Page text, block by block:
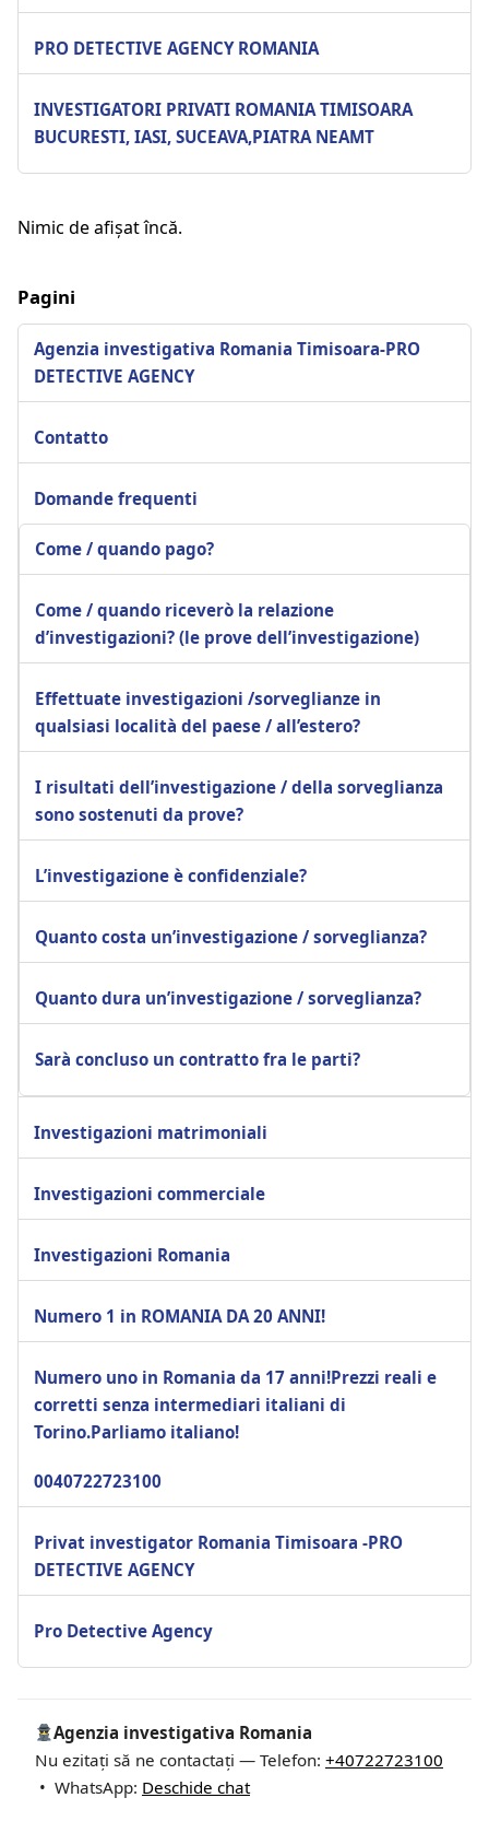
PRO DETECTIVE AGENCY ROMANIA
INVESTIGATORI PRIVATI ROMANIA TIMISOARA
BUCURESTI, IASI, SUCEAVA,PIATRA NEAMT
Nimic de afișat încă.
Pagini
Agenzia investigativa Romania Timisoara-PRO
DETECTIVE AGENCY
Contatto
Domande frequenti
Come / quando pago?
Come / quando riceverò la relazione
d’investigazioni? (le prove dell’investigazione)
Effettuate investigazioni /sorveglianze in
qualsiasi località del paese / all’estero?
I risultati dell’investigazione / della sorveglianza
sono sostenuti da prove?
L’investigazione è confidenziale?
Quanto costa un’investigazione / sorveglianza?
Quanto dura un’investigazione / sorveglianza?
Sarà concluso un contratto fra le parti?
Investigazioni matrimoniali
Investigazioni commerciale
Investigazioni Romania
Numero 1 in ROMANIA DA 20 ANNI!
Numero uno in Romania da 17 anni!Prezzi reali e
corretti senza intermediari italiani di
Torino.Parliamo italiano!
0040722723100
Privat investigator Romania Timisoara -PRO
DETECTIVE AGENCY
Pro Detective Agency
Agenzia investigativa Romania
Nu ezitați să ne contactați — Telefon: +40722723100
• WhatsApp: Deschide chat